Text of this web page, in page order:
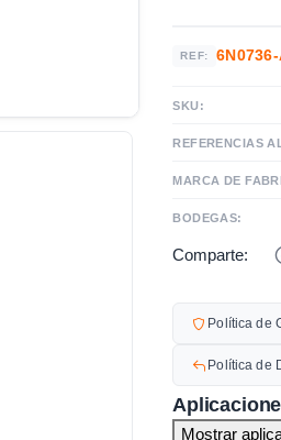
REF:
SKU:
REFERENCIAS
MARCA DE
BODEGAS:
Comparte:
Política de
Política de
Mostrar